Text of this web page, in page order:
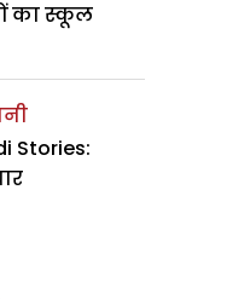
का स्कूल
Stories: